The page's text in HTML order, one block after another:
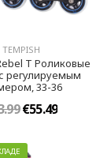
TEMPISH
T Роликовые
регулируемым
33-36
€55.49